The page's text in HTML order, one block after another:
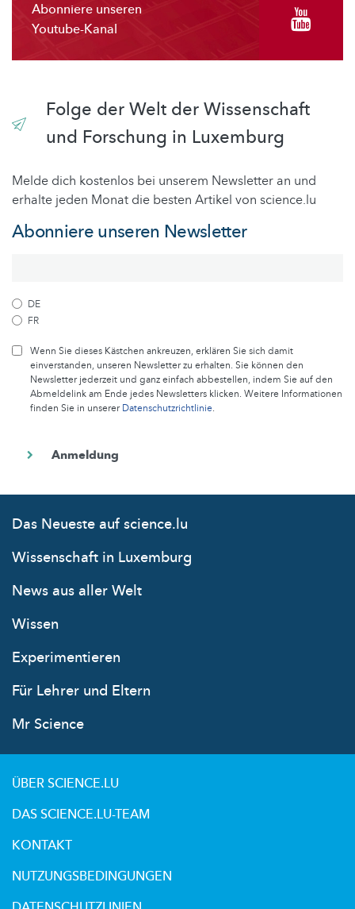
Abonniere unseren
Youtube-Kanal
Folge der Welt der Wissenschaft
und Forschung in Luxemburg
Melde dich kostenlos bei unserem Newsletter an und
erhalte jeden Monat die besten Artikel von science.lu
Abonniere unseren Newsletter
DE
FR
Wenn Sie dieses Kästchen ankreuzen, erklären Sie sich damit
einverstanden, unseren Newsletter zu erhalten. Sie können den
Newsletter jederzeit und ganz einfach abbestellen, indem Sie auf den
Abmeldelink am Ende jedes Newsletters klicken. Weitere Informationen
finden Sie in unsererDatenschutzrichtlinie.
Das Neueste auf science.lu
Wissenschaft in Luxemburg
News aus aller Welt
Wissen
Experimentieren
Für Lehrer und Eltern
Mr Science
ÜBER SCIENCE.LU
DAS SCIENCE.LU-TEAM
KONTAKT
NUTZUNGSBEDINGUNGEN